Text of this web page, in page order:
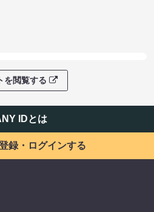
を閲覧する
IDとは
録・ログインする